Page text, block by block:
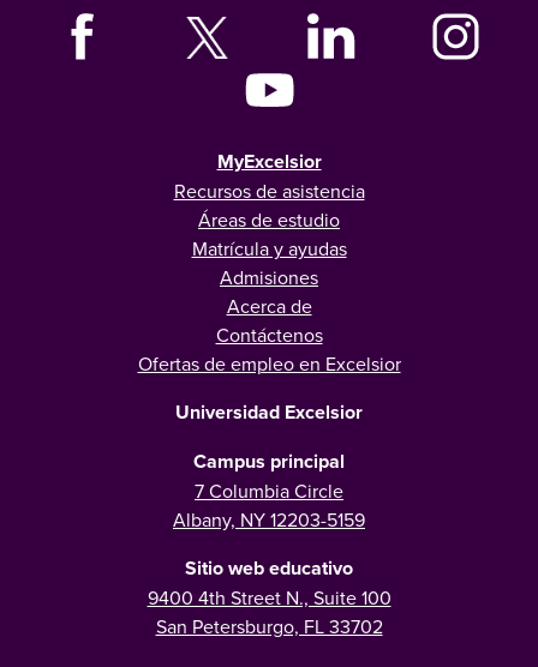
MyExcelsior
Recursos de asistencia
Áreas de estudio
Matrícula y ayudas
Admisiones
Acerca de
Contáctenos
Ofertas de empleo en Excelsior
Universidad Excelsior
Campus principal
7 Columbia Circle
Albany, NY 12203-5159
Sitio web educativo
9400 4th Street N., Suite 100
San Petersburgo, FL 33702